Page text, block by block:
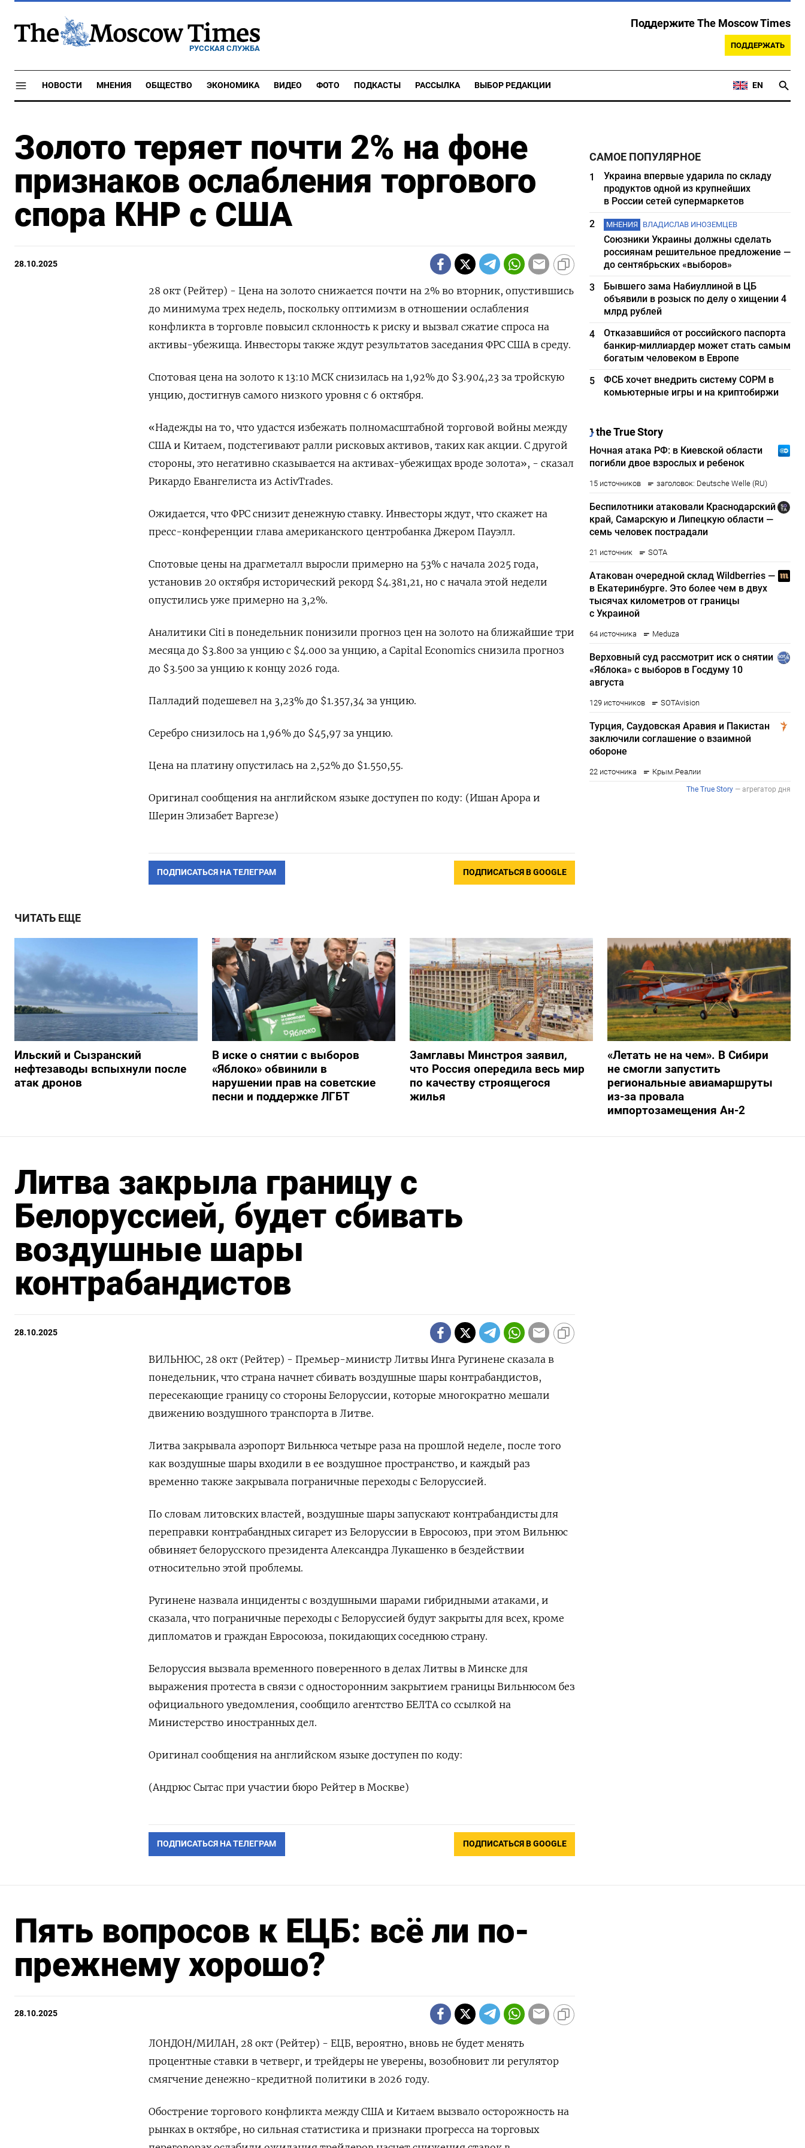
РУССКАЯ СЛУЖБА
Поддержите The Moscow Times
ПОДДЕРЖАТЬ
НОВОСТИ МНЕНИЯ ОБЩЕСТВО ЭКОНОМИКА ВИДЕО ФОТО ПОДКАСТЫ РАССЫЛКА ВЫБОР РЕДАКЦИИ EN
Золото теряет почти 2% на фоне
признаков ослабления торгового
спора КНР с США
28.10.2025
28 окт (Рейтер) - Цена на золото снижается почти на 2% во вторник, опустившись
до минимума трех недель, поскольку оптимизм в отношении ослабления
конфликта в торговле повысил склонность к риску и вызвал сжатие спроса на
активы-убежища. Инвесторы также ждут результатов заседания ФРС США в среду.
Спотовая цена на золото к 13:10 МСК снизилась на 1,92% до $3.904,23​ за тройскую
унцию, достигнув самого низкого уровня с 6 октября.
«Надежды на то, что удастся избежать полномасштабной торговой войны между
США и Китаем, подстегивают ралли рисковых активов, таких как акции. С другой
стороны, это негативно сказывается на активах-убежищах вроде золота», - сказал
Рикардо Евангелиста из ActivTrades.
Ожидается, что ФРС снизит денежную ставку. Инвесторы ждут, что скажет на
пресс-конференции глава американского центробанка Джером Пауэлл.
Спотовые цены на драгметалл выросли примерно на 53% с начала 2025 года,
установив 20 октября исторический рекорд $4.381,21, но с начала этой недели
опустились уже примерно на 3,2%.
Аналитики Citi в понедельник понизили прогноз цен на золото на ближайшие три
месяца до $3.800 за унцию с $4.000 за унцию, а Capital Economics снизила прогноз
до $3.500 за унцию к концу 2026 года.
Палладий подешевел на 3,23% до $1.357,34​​ за унцию.
Серебро снизилось на 1,96% до $45,97​ за унцию.
Цена на платину опустилась на 2,52% до $1.550,55.
Оригинал сообщения на английском языке доступен по коду: (Ишан Арора и
Шерин Элизабет Варгезе)
ПОДПИСАТЬСЯ НА ТЕЛЕГРАМ ПОДПИСАТЬСЯ В GOOGLE
САМОЕ ПОПУЛЯРНОЕ
1
Украина впервые ударила по складу
продуктов одной из крупнейших
в России сетей супермаркетов
2
МНЕНИЯ ВЛАДИСЛАВ ИНОЗЕМЦЕВ
Союзники Украины должны сделать
россиянам решительное предложение —
до сентябрьских «выборов»
3
Бывшего зама Набиуллиной в ЦБ
объявили в розыск по делу о хищении 4
млрд рублей
4
Отказавшийся от российского паспорта
банкир-миллиардер может стать самым
богатым человеком в Европе
5
ФСБ хочет внедрить систему СОРМ в
комьютерные игры и на криптобиржи
ЧИТАТЬ ЕЩЕ
Ильский и Сызранский
нефтезаводы вспыхнули после
атак дронов
В иске о снятии с выборов
«Яблоко» обвинили в
нарушении прав на советские
песни и поддержке ЛГБТ
Замглавы Минстроя заявил,
что Россия опередила весь мир
по качеству строящегося
жилья
«Летать не на чем». В Сибири
не смогли запустить
региональные авиамаршруты
из-за провала
импортозамещения Ан-2
Литва закрыла границу с
Белоруссией, будет сбивать
воздушные шары
контрабандистов
28.10.2025
ВИЛЬНЮС, 28 окт (Рейтер) - Премьер-министр Литвы Инга Ругинене сказала в
понедельник, что страна начнет сбивать воздушные шары контрабандистов,
пересекающие границу со стороны Белоруссии, которые многократно мешали
движению воздушного транспорта в Литве.
Литва закрывала аэропорт Вильнюса четыре раза на прошлой неделе, после того
как воздушные шары входили в ее воздушное пространство, и каждый раз
временно также закрывала пограничные переходы с Белоруссией.
По словам литовских властей, воздушные шары запускают контрабандисты для
переправки контрабандных сигарет из Белоруссии в Евросоюз, при этом Вильнюс
обвиняет белорусского президента Александра Лукашенко в бездействии
относительно этой проблемы.
Ругинене назвала инциденты с воздушными шарами гибридными атаками, и
сказала, что пограничные переходы с Белоруссией будут закрыты для всех, кроме
дипломатов и граждан Евросоюза, покидающих соседнюю страну.
Белоруссия вызвала временного поверенного в делах Литвы в Минске для
выражения протеста в связи с односторонним закрытием границы Вильнюсом без
официального уведомления, сообщило агентство БЕЛТА со ссылкой на
Министерство иностранных дел.
Оригинал сообщения на английском языке доступен по коду:
(Андрюс Сытас при участии бюро Рейтер в Москве)
ПОДПИСАТЬСЯ НА ТЕЛЕГРАМ ПОДПИСАТЬСЯ В GOOGLE
Пять вопросов к ЕЦБ: всё ли по-
прежнему хорошо?
28.10.2025
ЛОНДОН/МИЛАН, 28 окт (Рейтер) - ЕЦБ, вероятно, вновь не будет менять
процентные ставки в четверг, и трейдеры не уверены, возобновит ли регулятор
смягчение денежно-кредитной политики в 2026 году.
Обострение торгового конфликта между США и Китаем вызвало осторожность на
рынках в октябре, но сильная статистика и признаки прогресса на торговых